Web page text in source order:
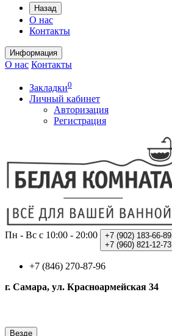
Назад
О нас
Контакты
Информация
О нас Контакты
Закладки0
Личный кабинет
Авторизация
Регистрация
Пн - Вс с 10:00 - 20:00 +7 (902) 183-66-89
+7 (960) 821-12-73
+7 (846) 270-87-96
г. Самара, ул. Красноармейская 34
Везде